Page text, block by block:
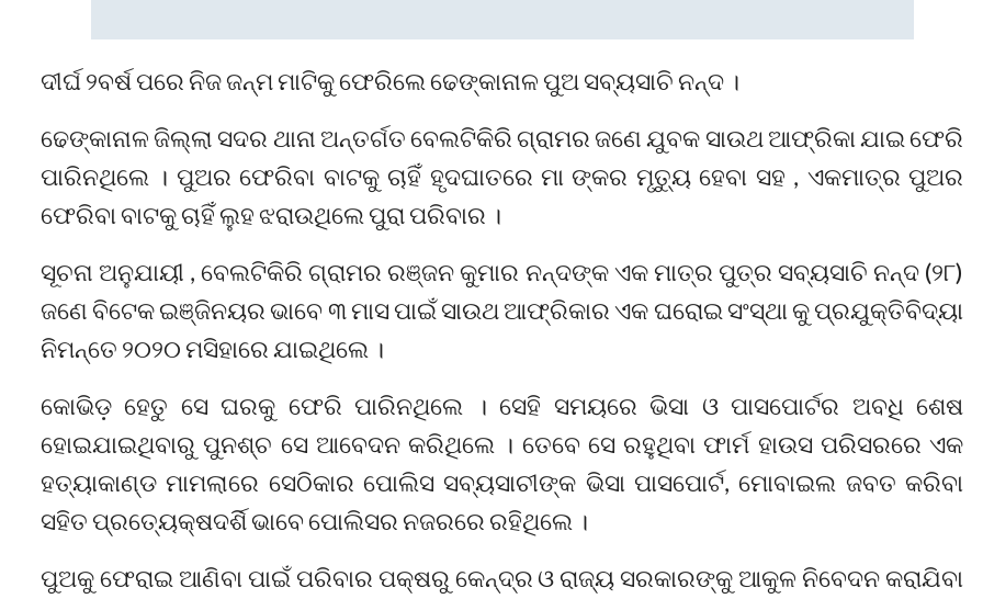
ଦୀର୍ଘ ୨ବର୍ଷ ପରେ ନିଜ ଜନ୍ମ ମାଟିକୁ ଫେରିଲେ ଢେଙ୍କାନାଳ ପୁଅ ସବ୍ୟସାଚି ନନ୍ଦ ।
ଢେଙ୍କାନାଳ ଜିଲ୍ଲା ସଦର ଥାନା ଅନ୍ତର୍ଗତ ବେଲଟିକିରି ଗ୍ରାମର ଜଣେ ଯୁବକ ସାଉଥ ଆଫ୍ରିକା ଯାଇ ଫେରି
ପାରିନଥିଲେ । ପୁଅର ଫେରିବା ବାଟକୁ ଚାହିଁ ହୃଦଘାତରେ ମା ଙ୍କର ମୃତ୍ୟୁ ହେବା ସହ , ଏକମାତ୍ର ପୁଅର
ଫେରିବା ବାଟକୁ ଚାହିଁ ଲୁହ ଝରାଉଥିଲେ ପୁରା ପରିବାର ।
ସୂଚନା ଅନୁଯାୟୀ , ବେଲଟିକିରି ଗ୍ରାମର ରଞ୍ଜନ କୁମାର ନନ୍ଦଙ୍କ ଏକ ମାତ୍ର ପୁତ୍ର ସବ୍ୟସାଚି ନନ୍ଦ (୨୮)
ଜଣେ ବିଟେକ ଇଞ୍ଜିନୟର ଭାବେ ୩ ମାସ ପାଇଁ ସାଉଥ ଆଫ୍ରିକାର ଏକ ଘରୋଇ ସଂସ୍ଥା କୁ ପ୍ରଯୁକ୍ତିବିଦ୍ୟା
ନିମନ୍ତେ ୨୦୨୦ ମସିହାରେ ଯାଇଥିଲେ ।
କୋଭିଡ଼ ହେତୁ ସେ ଘରକୁ ଫେରି ପାରିନଥିଲେ । ସେହି ସମୟରେ ଭିସା ଓ ପାସପୋର୍ଟର ଅବଧି ଶେଷ
ହୋଇଯାଇଥିବାରୁ ପୁନଶ୍ଚ ସେ ଆବେଦନ କରିଥିଲେ । ତେବେ ସେ ରହୁଥିବା ଫାର୍ମ ହାଉସ ପରିସରରେ ଏକ
ହତ୍ୟାକାଣ୍ଡ ମାମଲାରେ ସେଠିକାର ପୋଲିସ ସବ୍ୟସାଚୀଙ୍କ ଭିସା ପାସପୋର୍ଟ, ମୋବାଇଲ ଜବତ କରିବା
ସହିତ ପ୍ରତ୍ୟେକ୍ଷଦର୍ଶି ଭାବେ ପୋଲିସର ନଜରରେ ରହିଥିଲେ ।
ପୁଅକୁ ଫେରାଇ ଆଣିବା ପାଇଁ ପରିବାର ପକ୍ଷରୁ କେନ୍ଦ୍ର ଓ ରାଜ୍ୟ ସରକାରଙ୍କୁ ଆକୁଳ ନିବେଦନ କରାଯିବା